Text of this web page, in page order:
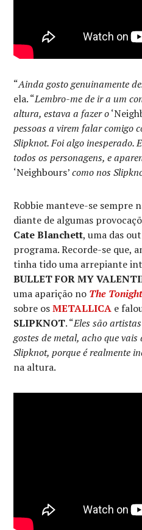
“Ainda gosto genuinamente
ela. “Lembro-me de ir a um
altura, estava a fazer o
pessoas a virem falar comigo
Slipknot. Foi algo inesperado.
todos os personagens, e
‘Neighbours’como nos
Robbie manteve-se sempre
diante de algumas
Cate Blanchett, uma das
programa. Recorde-se que,
tinha tido uma arrepiante
BULLET FOR MY
uma aparição no The
sobre osMETALLICA e
SLIPKNOT. “Eles são
gostes de metal, acho que
Slipknot, porque é realmente
na altura.